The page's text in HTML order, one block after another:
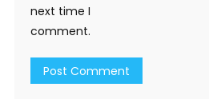
next time I
comment.